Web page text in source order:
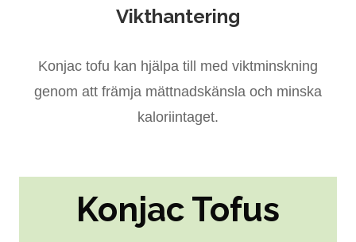
Vikthantering
Konjac tofu kan hjälpa till med viktminskning
genom att främja mättnadskänsla och minska
kaloriintaget.
Konjac Tofus